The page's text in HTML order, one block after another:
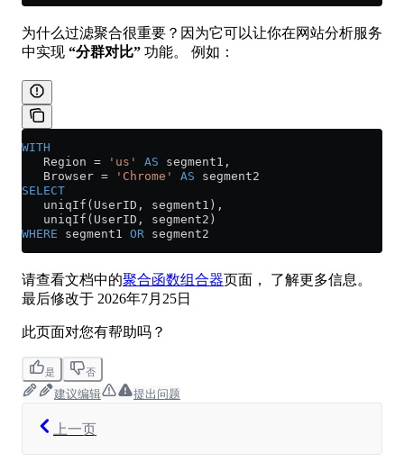
为什么过滤聚合很重要？因为它可以让你在网站分析服务
中实现 “分群对比” 功能。 例如：
WITH
   Region
= 'us' AS segment1,
   Browser
= 'Chrome' AS segment2
SELECT
   uniqIf(UserID, segment1),
   uniqIf(UserID, segment2)
WHERE segment1 OR segment2
请查看文档中的聚合函数组合器页面， 了解更多信息。
最后修改于 2026年7月25日
此页面对您有帮助吗？
是 否
建议编辑 提出问题
上一页